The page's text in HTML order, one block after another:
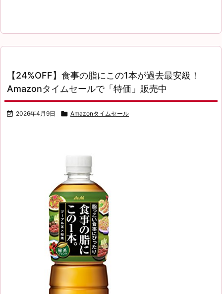
【24%OFF】食事の脂にこの1本が過去最安級！
Amazonタイムセールで「特価」販売中
 2026年4月9日  Amazonタイムセール